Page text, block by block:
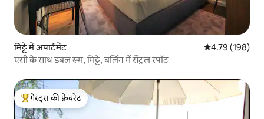
मिट्टे में अपार्टमेंट औसत रेटिंग 5 में से
4.79 (198)
एसी के साथ डबल रूम, मिट्टे, बर्लिन में सेंट्रल स्पॉट
गेस्ट्स का टॉप फ़ेवरेट
गेस्ट्स की फ़ेवरेट